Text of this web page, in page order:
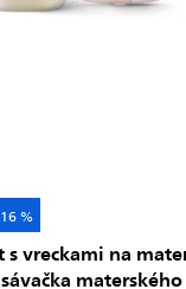
%
s vreckami na